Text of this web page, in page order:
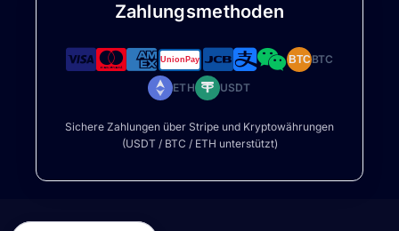
Zahlungsmethoden
BTCBTC
ETH USDT
Sichere Zahlungen über Stripe und Kryptowährungen
(USDT / BTC / ETH unterstützt)